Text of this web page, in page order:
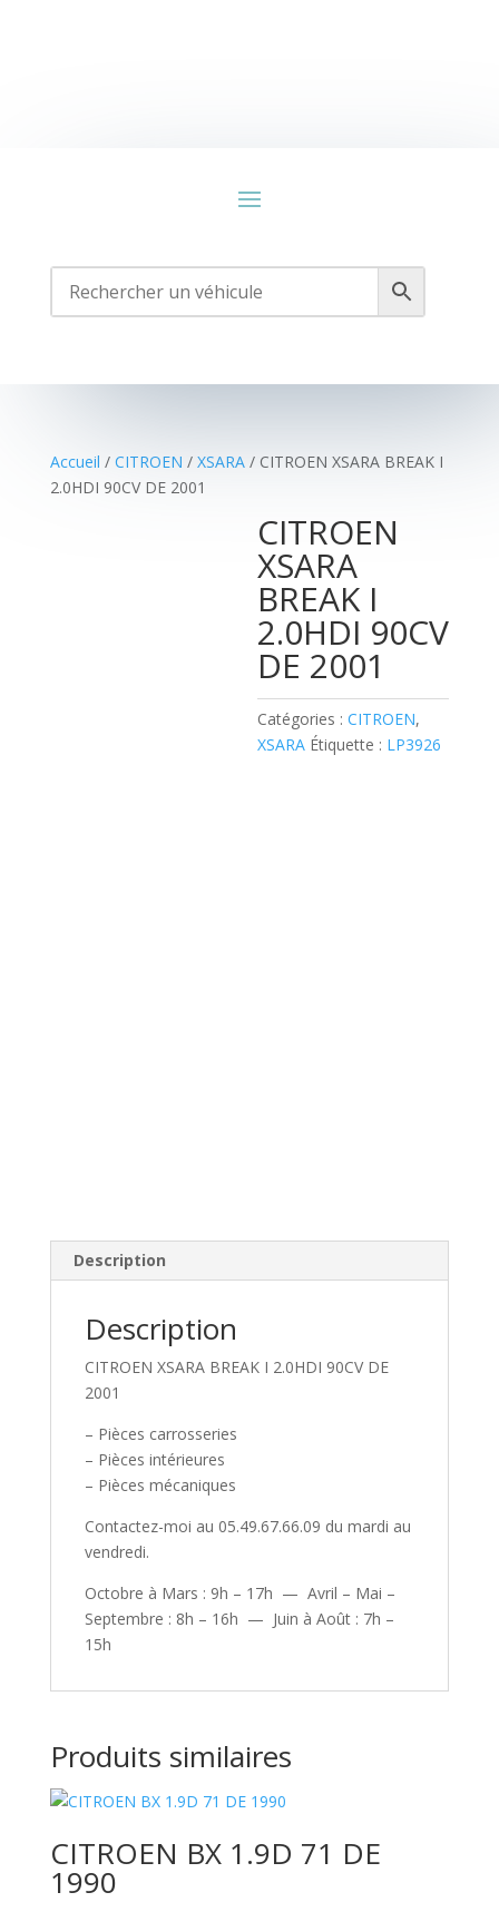
Accueil / CITROEN / XSARA/ CITROEN XSARA BREAK I
2.0HDI 90CV DE 2001
CITROEN
XSARA
BREAK I
2.0HDI 90CV
DE 2001
Catégories :CITROEN,
XSARA Étiquette : LP3926
Description
Description
CITROEN XSARA BREAK I 2.0HDI 90CV DE
2001
– Pièces carrosseries
– Pièces intérieures
– Pièces mécaniques
Contactez-moi au 05.49.67.66.09 du mardi au
vendredi.
Octobre à Mars : 9h – 17h — Avril – Mai –
Septembre : 8h – 16h — Juin à Août : 7h –
15h
Produits similaires
CITROEN BX 1.9D 71 DE
1990